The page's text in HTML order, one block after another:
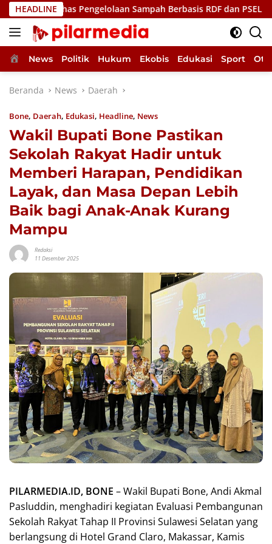
Langsung
ke
konten
HEADLINE
Pengelolaan Sampah Berbasis RDF dan PSEL
Home
News Politik Hukum Ekobis Edukasi Sport
Beranda News Daerah
Bone, Daerah, Edukasi, Headline, News
Wakil Bupati Bone Pastikan
Sekolah Rakyat Hadir untuk
Memberi Harapan, Pendidikan
Layak, dan Masa Depan Lebih
Baik bagi Anak-Anak Kurang
Mampu
Redaksi
11 Desember 2025
PILARMEDIA.ID, BONE – Wakil Bupati Bone, Andi Akmal
Pasluddin, menghadiri kegiatan Evaluasi Pembangunan
Sekolah Rakyat Tahap II Provinsi Sulawesi Selatan yang
berlangsung di Hotel Grand Claro, Makassar, Kamis